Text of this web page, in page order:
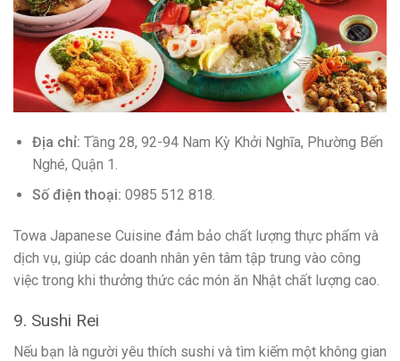
Địa chỉ: Tầng 28, 92-94 Nam Kỳ Khởi Nghĩa, Phường Bến
Nghé, Quận 1.
Số điện thoại: 0985 512 818.
Towa Japanese Cuisine đảm bảo chất lượng thực phẩm và
dịch vụ, giúp các doanh nhân yên tâm tập trung vào công
việc trong khi thưởng thức các món ăn Nhật chất lượng cao.
9. Sushi Rei
Nếu bạn là người yêu thích sushi và tìm kiếm một không gian